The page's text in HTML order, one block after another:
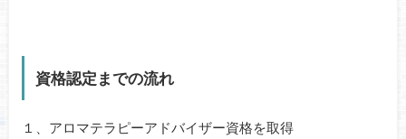
資格認定までの流れ
１、アロマテラピーアドバイザー資格を取得